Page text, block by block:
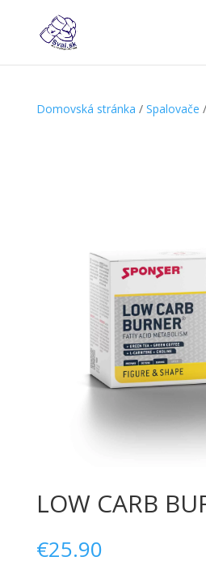
Domovská stránka / Spalovače
LOW CARB
€25.90